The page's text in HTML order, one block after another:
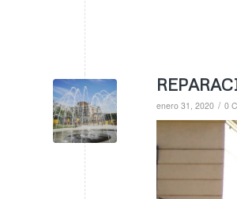
enero 31, 2020 / 0